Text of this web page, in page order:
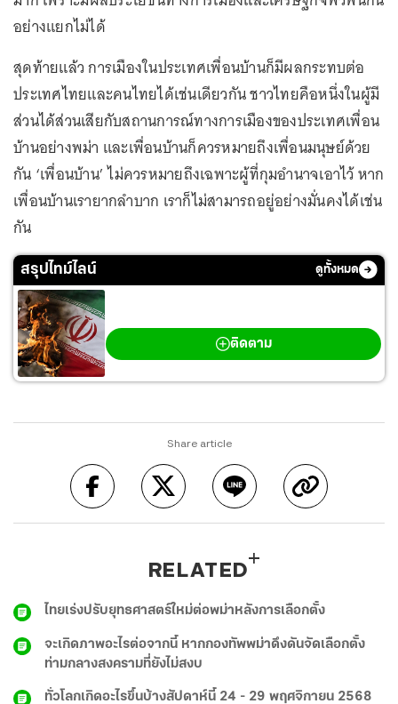
อย่างแยกไม่ได้
สุดท้ายแล้ว การเมืองในประเทศเพื่อนบ้านก็มีผลกระทบต่อ
ประเทศไทยและคนไทยได้เช่นเดียวกัน ชาวไทยคือหนึ่งในผู้มี
ส่วนได้ส่วนเสียกับสถานการณ์ทางการเมืองของประเทศเพื่อน
บ้านอย่างพม่า และเพื่อนบ้านก็ควรหมายถึงเพื่อนมนุษย์ด้วย
กัน ‘เพื่อนบ้าน’ ไม่ควรหมายถึงเฉพาะผู้ที่กุมอำนาจเอาไว้ หาก
เพื่อนบ้านเรายากลำบาก เราก็ไม่สามารถอยู่อย่างมั่นคงได้เช่น
กัน
สรุปไทม์ไลน์ ดูทั้งหมด
ติดตาม
Share article
RELATED
ไทยเร่งปรับยุทธศาสตร์ใหม่ต่อพม่าหลังการเลือกตั้ง
จะเกิดภาพอะไรต่อจากนี้ หากกองทัพพม่าดึงดันจัดเลือกตั้ง
ท่ามกลางสงครามที่ยังไม่สงบ
ทั่วโลกเกิดอะไรขึ้นบ้างสัปดาห์นี้ 24 - 29 พฤศจิกายน 2568